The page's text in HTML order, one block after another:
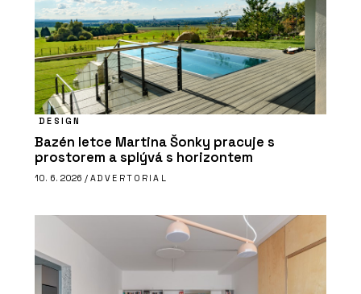
DESIGN
Bazén letce Martina Šonky pracuje s
prostorem a splývá s horizontem
10. 6. 2026 / ADVERTORIAL